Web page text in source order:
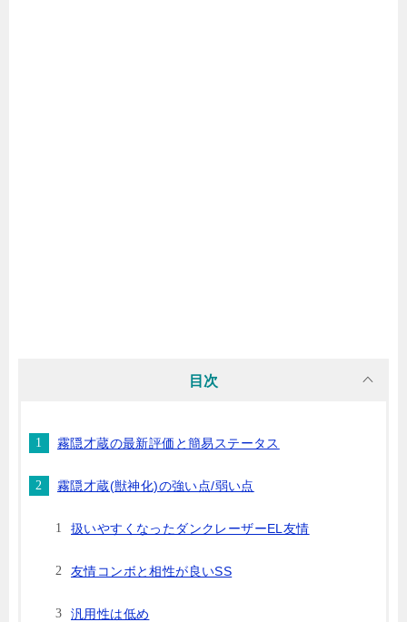
目次
霧隠才蔵の最新評価と簡易ステータス
霧隠才蔵(獣神化)の強い点/弱い点
扱いやすくなったダンクレーザーEL友情
友情コンボと相性が良いSS
汎用性は低め